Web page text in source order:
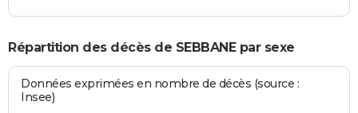
Répartition des décès de SEBBANE par sexe
Données exprimées en nombre de décès (source :
Insee)